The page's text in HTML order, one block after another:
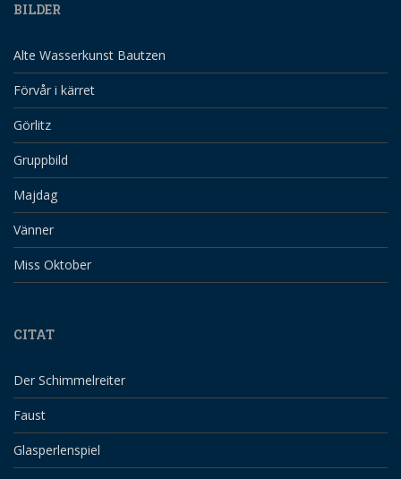
BILDER
Alte Wasserkunst Bautzen
Förvår i kärret
Görlitz
Gruppbild
Majdag
Vänner
Miss Oktober
CITAT
Der Schimmelreiter
Faust
Glasperlenspiel